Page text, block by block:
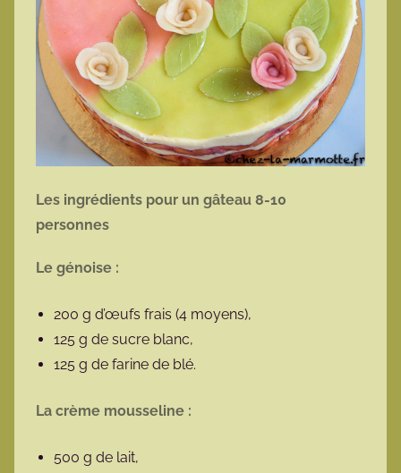
Les ingrédients pour un gâteau 8-10
personnes
Le génoise :
200 g d’œufs frais (4 moyens),
125 g de sucre blanc,
125 g de farine de blé.
La crème mousseline :
500 g de lait,